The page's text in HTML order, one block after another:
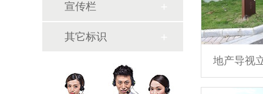
地产导视
宣传栏
其它标识